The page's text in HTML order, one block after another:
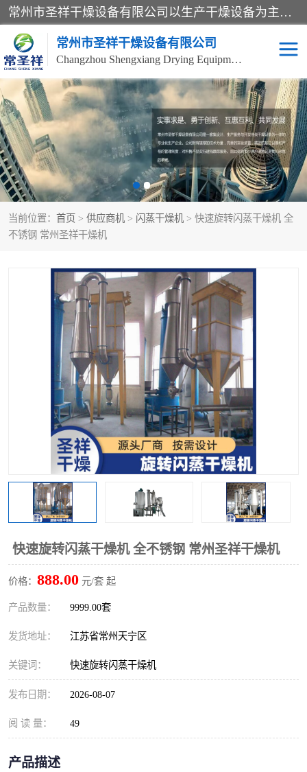
常州市圣祥干燥设备有限公司以生产干燥设备为主导产品，提供：干燥设备、干燥机、混合机、气流干燥机、烘箱、热风循环烘箱、沸腾干燥机、烘干机、喷雾干燥机等产品的生产、制造与销售服务。
常州市圣祥干燥设备有限公司
Changzhou Shengxiang Drying Equipment Co. , Ltd.
当前位置： 首页 > 供应商机 > 闪蒸干燥机 > 快速旋转闪蒸干燥机 全
不锈钢 常州圣祥干燥机
快速旋转闪蒸干燥机 全不锈钢 常州圣祥干燥机
价格： 888.00 元/套 起
产品数量： 9999.00套
发货地址： 江苏省常州天宁区
关键词： 快速旋转闪蒸干燥机
发布日期： 2026-08-07
阅 读 量： 49
产品描述
单锥真空干燥机 双锥真空干燥机
气流干燥机 滚筒刮板干燥机
干燥机 闪蒸干燥机
桨叶干燥机 高速混合机
带式干燥机
单锥螺带真空干燥机 沸腾干燥机
方形圆形真空干燥机 真空耙式干燥机
热风循环烘箱 喷雾干燥机
振动流化床干燥机 盘式干燥机